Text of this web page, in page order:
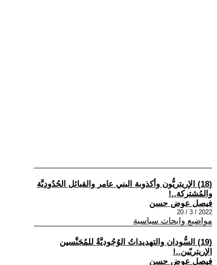
(18) الإريتريُّون وأكذوبة البني عامر والقبائل الحُدُودِيَّة
والمُشتركة..!
فيصل عوض حسن
2022 / 3 / 20
مواضيع وابحاث سياسية
(19) السُّودان والتهديداتُ الوُجُوديَّةُ للمُجَنَّسين
الإريتريّين..!
فيصل عوض حسن